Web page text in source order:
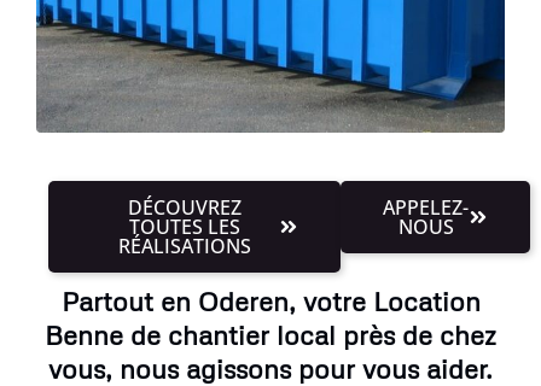
DÉCOUVREZ
TOUTES LES
RÉALISATIONS
APPELEZ-
NOUS
Partout en Oderen, votre Location
Benne de chantier local près de chez
vous, nous agissons pour vous aider.